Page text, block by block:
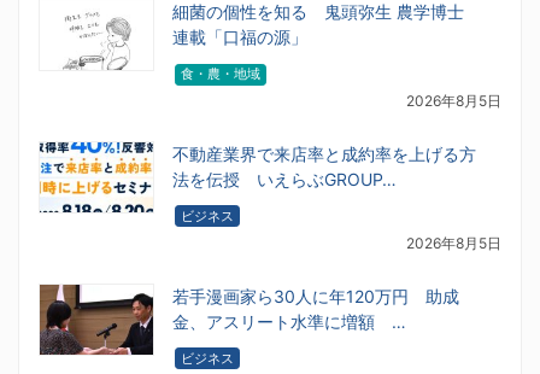
細菌の個性を知る 鬼頭弥生 農学博士
連載「口福の源」
食・農・地域
2026年8月5日
不動産業界で来店率と成約率を上げる方
法を伝授 いえらぶGROUP…
ビジネス
2026年8月5日
若手漫画家ら30人に年120万円 助成
金、アスリート水準に増額 …
ビジネス